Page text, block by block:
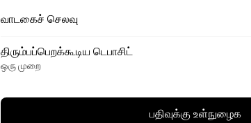
வாடகைச் செலவு
திரும்பப்பெறக்கூடிய டெபாசிட்
ஒரு முறை
பதிவுக்கு உள்நுழைக